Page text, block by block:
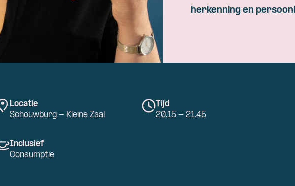
herkenning en
Locatie
Schouwburg - Kleine Zaal
Tijd
20.15 - 21.45
Inclusief
Consumptie